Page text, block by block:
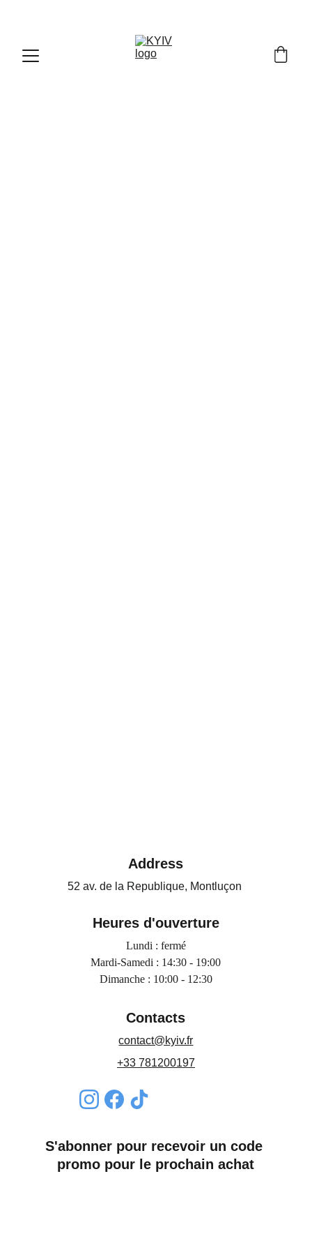
Address
52 av. de la Republique, Montluçon
Contacts
contact@kyiv.fr
+33 781200197
S'abonner pour recevoir un code
promo pour le prochain achat
Heures d'ouverture
Lundi : fermé
Mardi-Samedi : 14:30 - 19:00
Dimanche : 10:00 - 12:30